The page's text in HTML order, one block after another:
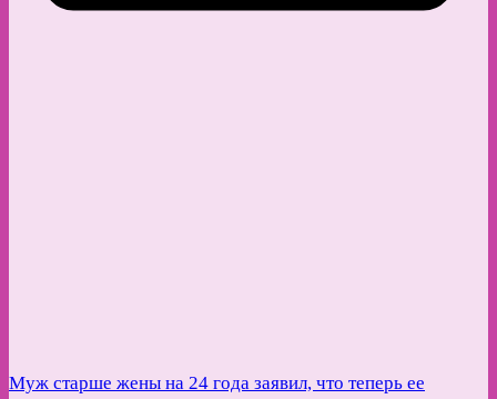
Муж старше жены на 24 года заявил, что теперь ее